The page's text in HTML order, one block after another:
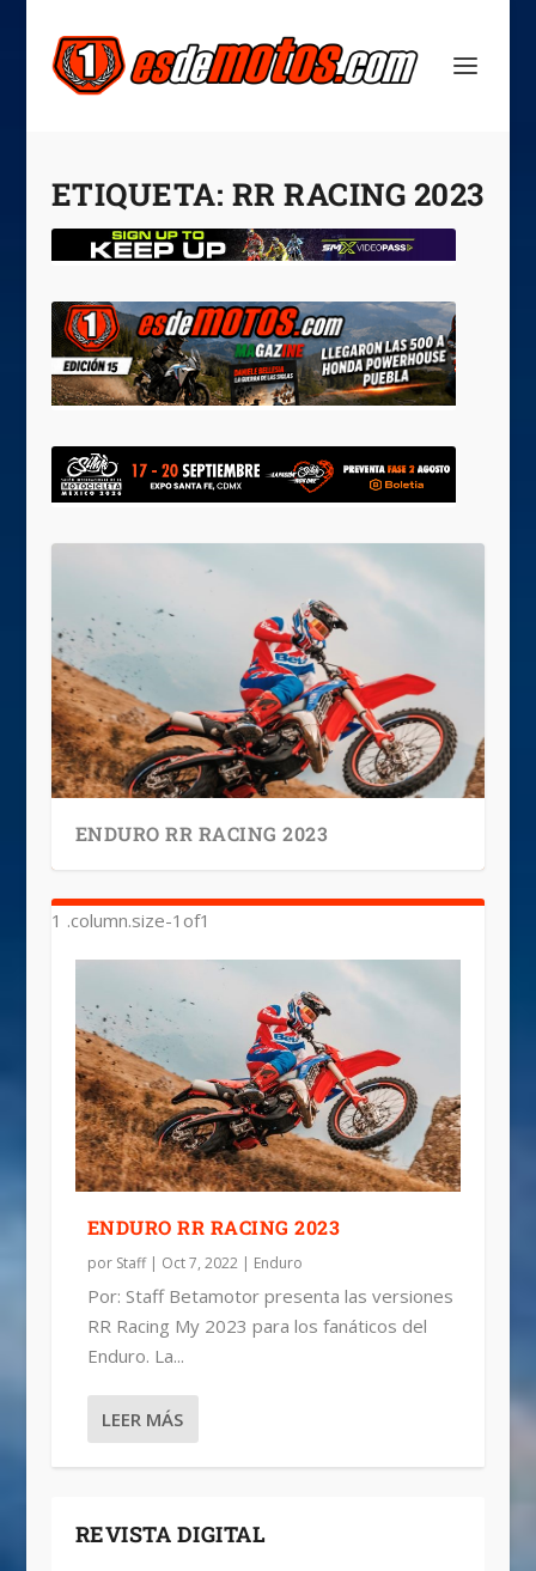
ETIQUETA: RR RACING 2023
ENDURO RR RACING 2023
ENDURO RR RACING 2023
por Staff| Oct 7, 2022| Enduro
Por: Staff Betamotor presenta las versiones
RR Racing My 2023 para los fanáticos del
Enduro. La...
LEER MÁS
REVISTA DIGITAL